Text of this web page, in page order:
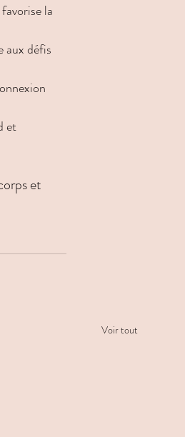
la
aux défis
et
et
Voir tout